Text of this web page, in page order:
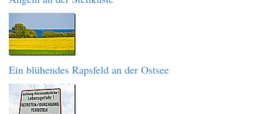
Ein blühendes Rapsfeld an der Ostsee